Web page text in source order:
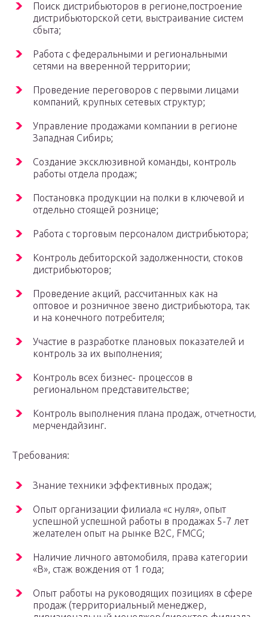
Поиск дистрибьюторов в регионе‚построение
дистрибьюторской сети‚ выстраивание систем
сбыта;
Работа с федеральными и региональными
сетями на вверенной территории;
Проведение переговоров с первыми лицами
компаний‚ крупных сетевых структур;
Управление продажами компании в регионе
Западная Сибирь;
Создание эксклюзивной команды, контроль
работы отдела продаж;
Постановка продукции на полки в ключевой и
отдельно стоящей рознице;
Работа с торговым персоналом дистрибьютора;
Контроль дебиторской задолженности‚ стоков
дистрибьюторов;
Проведение акций‚ рассчитанных как на
оптовое и розничное звено дистрибьютора‚ так
и на конечного потребителя;
Участие в разработке плановых показателей и
контроль за их выполнения;
Контроль всех бизнес- процессов в
региональном представительстве;
Контроль выполнения плана продаж, отчетности‚
мерчендайзинг.
Требования:
Знание техники эффективных продаж;
Опыт организации филиала «с нуля», опыт
успешной успешной работы в продажах 5-7 лет
желателен опыт на рынке B2C, FMCG;
Наличие личного автомобиля, права категории
«В», стаж вождения от 1 года;
Опыт работы на руководящих позициях в сфере
продаж (территориальный менеджер,